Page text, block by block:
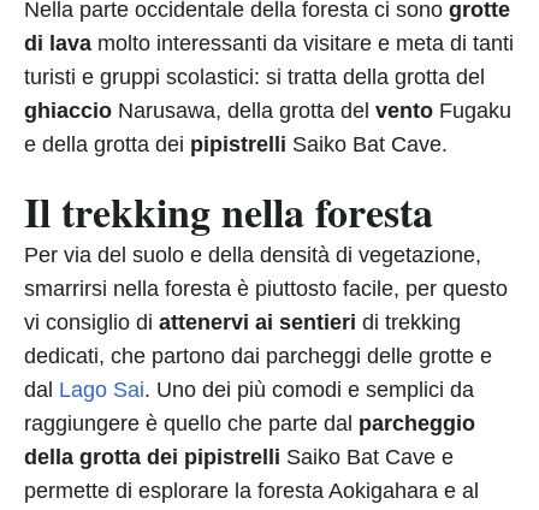
Nella parte occidentale della foresta ci sono grotte
di lava molto interessanti da visitare e meta di tanti
turisti e gruppi scolastici: si tratta della grotta del
ghiaccio Narusawa, della grotta del vento Fugaku
e della grotta dei pipistrelli Saiko Bat Cave.
Il trekking nella foresta
Per via del suolo e della densità di vegetazione,
smarrirsi nella foresta è piuttosto facile, per questo
vi consiglio di attenervi ai sentieri di trekking
dedicati, che partono dai parcheggi delle grotte e
dal Lago Sai. Uno dei più comodi e semplici da
raggiungere è quello che parte dal parcheggio
della grotta dei pipistrelli Saiko Bat Cave e
permette di esplorare la foresta Aokigahara e al